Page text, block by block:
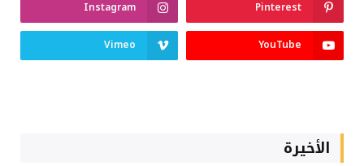
Pinterest
Instagram
YouTube
Vimeo
الأخيرة